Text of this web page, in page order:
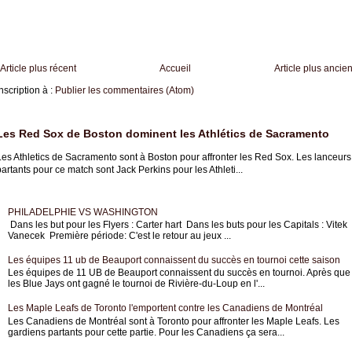
Article plus récent Article plus ancien
Accueil
à : Publier les commentaires (Atom)
Red Sox de Boston dominent les Athlétics de Sacramento
Athletics de Sacramento sont à Boston pour affronter les Red Sox. Les lanceurs
pour ce match sont Jack Perkins pour les Athleti...
PHILADELPHIE VS WASHINGTON
Dans les but pour les Flyers : Carter hart Dans les buts pour les Capitals : Vitek
Vanecek Première période: C'est le retour au jeux ...
Les équipes 11 ub de Beauport connaissent du succès en tournoi cette saison
Les équipes de 11 UB de Beauport connaissent du succès en tournoi. Après que
les Blue Jays ont gagné le tournoi de Rivière-du-Loup en l'...
Les Maple Leafs de Toronto l'emportent contre les Canadiens de Montréal
Les Canadiens de Montréal sont à Toronto pour affronter les Maple Leafs. Les
gardiens partants pour cette partie. Pour les Canadiens ça sera...